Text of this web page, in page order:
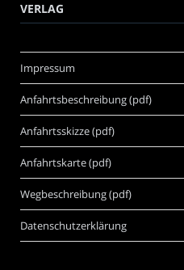
VERLAG
Impressum
Anfahrtsbeschreibung (pdf)
Anfahrtsskizze (pdf)
Anfahrtskarte (pdf)
Wegbeschreibung (pdf)
Datenschutzerklärung